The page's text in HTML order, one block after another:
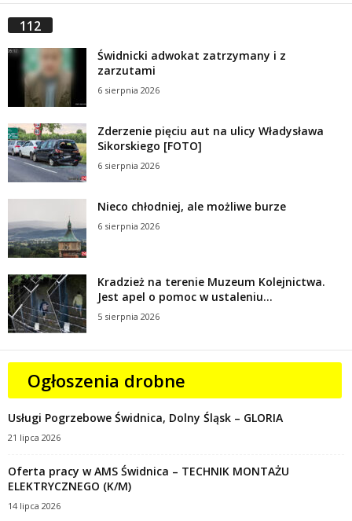
112
Świdnicki adwokat zatrzymany i z
zarzutami
6 sierpnia 2026
Zderzenie pięciu aut na ulicy Władysława
Sikorskiego [FOTO]
6 sierpnia 2026
Nieco chłodniej, ale możliwe burze
6 sierpnia 2026
Kradzież na terenie Muzeum Kolejnictwa.
Jest apel o pomoc w ustaleniu...
5 sierpnia 2026
Ogłoszenia drobne
Usługi Pogrzebowe Świdnica, Dolny Śląsk – GLORIA
21 lipca 2026
Oferta pracy w AMS Świdnica – TECHNIK MONTAŻU
ELEKTRYCZNEGO (K/M)
14 lipca 2026